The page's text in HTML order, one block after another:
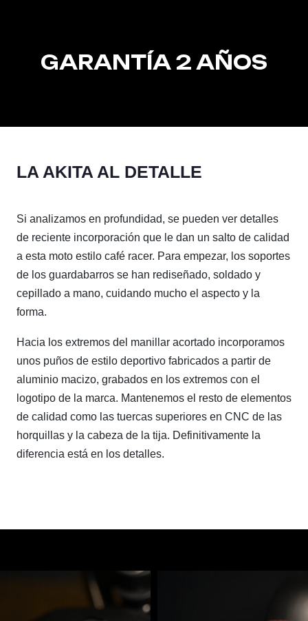
GARANTÍA 2 AÑOS
LA AKITA AL DETALLE
Si analizamos en profundidad, se pueden ver detalles
de reciente incorporación que le dan un salto de calidad
a esta moto estilo café racer. Para empezar, los soportes
de los guardabarros se han rediseñado, soldado y
cepillado a mano, cuidando mucho el aspecto y la
forma.
Hacia los extremos del manillar acortado incorporamos
unos puños de estilo deportivo fabricados a partir de
aluminio macizo, grabados en los extremos con el
logotipo de la marca. Mantenemos el resto de elementos
de calidad como las tuercas superiores en CNC de las
horquillas y la cabeza de la tija. Definitivamente la
diferencia está en los detalles.